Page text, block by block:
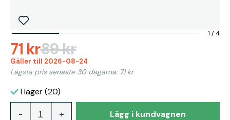
1 /4
71 kr89 kr
Gäller till 2026-08-24
Lägsta pris senaste 30 dagarna: 71 kr
I lager (20)
Lägg i kundvagnen